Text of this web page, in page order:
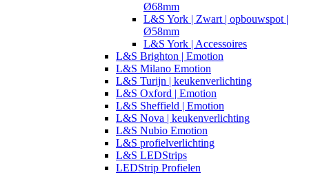
Ø68mm
L&S York | Zwart | opbouwspot |
Ø58mm
L&S York | Accessoires
L&S Brighton | Emotion
L&S Milano Emotion
L&S Turijn | keukenverlichting
L&S Oxford | Emotion
L&S Sheffield | Emotion
L&S Nova | keukenverlichting
L&S Nubio Emotion
L&S profielverlichting
L&S LEDStrips
LEDStrip Profielen